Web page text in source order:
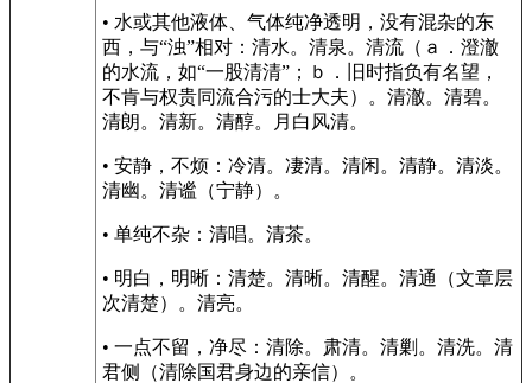
• 水或其他液体、气体纯净透明，没有混杂的东
西，与“浊”相对：清水。清泉。清流（ａ．澄澈
的水流，如“一股清清”；ｂ．旧时指负有名望，
不肯与权贵同流合污的士大夫）。清澈。清碧。
清朗。清新。清醇。月白风清。
• 安静，不烦：冷清。凄清。清闲。清静。清淡。
清幽。清谧（宁静）。
• 单纯不杂：清唱。清茶。
• 明白，明晰：清楚。清晰。清醒。清通（文章层
次清楚）。清亮。
• 一点不留，净尽：清除。肃清。清剿。清洗。清
君侧（清除国君身边的亲信）。